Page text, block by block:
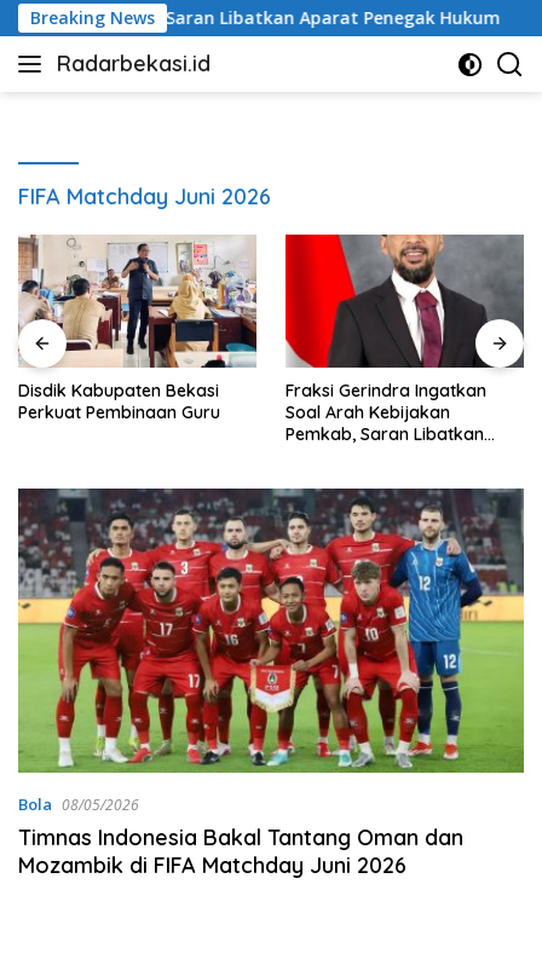
Langsung
ke
konten
Breaking News
Pemkab, Saran Libatkan Aparat Penegak Hukum
Radarbekasi.id
Berita
FIFA Matchday Juni 2026
Disdik Kabupaten Bekasi
Perkuat Pembinaan Guru
Fraksi Gerindra Ingatkan
Soal Arah Kebijakan
Pemkab, Saran Libatkan
Bola 08/05/2026
Timnas Indonesia Bakal Tantang Oman dan
Mozambik di FIFA Matchday Juni 2026